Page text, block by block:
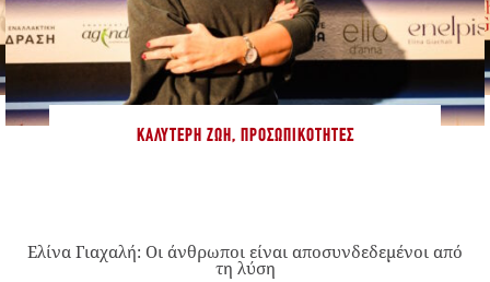
ΚΑΛΎΤΕΡΗ ΖΩΉ, ΠΡΟΣΩΠΙΚΌΤΗΤΕΣ
Ελίνα Γιαχαλή: Οι άνθρωποι είναι αποσυνδεδεμένοι από
τη λύση